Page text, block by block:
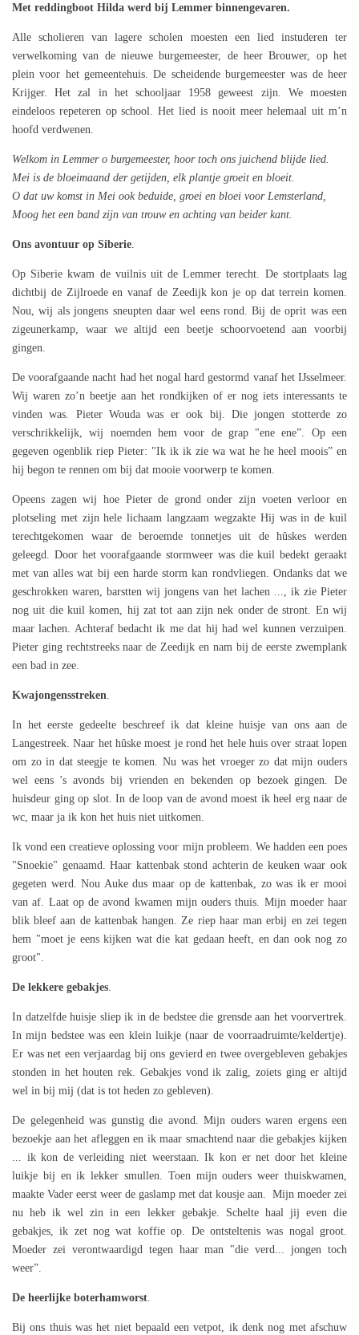
Met reddingboot Hilda werd bij Lemmer binnengevaren.
Alle scholieren van lagere scholen moesten een lied instuderen ter
verwelkoming van de nieuwe burgemeester, de heer Brouwer, op het
plein voor het gemeentehuis. De scheidende burgemeester was de heer
Krijger. Het zal in het schooljaar 1958 geweest zijn. We moesten
eindeloos repeteren op school. Het lied is nooit meer helemaal uit m’n
hoofd verdwenen.
Welkom in Lemmer o burgemeester, hoor toch ons juichend blijde lied.
Mei is de bloeimaand der getijden, elk plantje groeit en bloeit.
O dat uw komst in Mei ook beduide, groei en bloei voor Lemsterland,
Moog het een band zijn van trouw en achting van beider kant.
Ons avontuur op Siberie
Op Siberie kwam de vuilnis uit de Lemmer terecht. De stortplaats lag
dichtbij de Zijlroede en vanaf de Zeedijk kon je op dat terrein komen.
Nou, wij als jongens sneupten daar wel eens rond. Bij de oprit was een
zigeunerkamp, waar we altijd een beetje schoorvoetend aan voorbij
gingen.
De voorafgaande nacht had het nogal hard gestormd vanaf het IJsselmeer.
Wij waren zo’n beetje aan het rondkijken of er nog iets interessants te
vinden was. Pieter Wouda was er ook bij. Die jongen stotterde zo
verschrikkelijk, wij noemden hem voor de grap "ene ene”. Op een
gegeven ogenblik riep Pieter: "Ik ik ik zie wa wat he he heel moois” en
hij begon te rennen om bij dat mooie voorwerp te komen.
Opeens zagen wij hoe Pieter de grond onder zijn voeten verloor en
plotseling met zijn hele lichaam langzaam wegzakte Hij was in de kuil
terechtgekomen waar de beroemde tonnetjes uit de hûskes werden
geleegd. Door het voorafgaande stormweer was die kuil bedekt geraakt
met van alles wat bij een harde storm kan rondvliegen. Ondanks dat we
geschrokken waren, barstten wij jongens van het lachen ..., ik zie Pieter
nog uit die kuil komen, hij zat tot aan zijn nek onder de stront. En wij
maar lachen. Achteraf bedacht ik me dat hij had wel kunnen verzuipen.
Pieter ging rechtstreeks naar de Zeedijk en nam bij de eerste zwemplank
een bad in zee.
Kwajongensstreken
In het eerste gedeelte beschreef ik dat kleine huisje van ons aan de
Langestreek. Naar het hûske moest je rond het hele huis over straat lopen
om zo in dat steegje te komen. Nu was het vroeger zo dat mijn ouders
wel eens ’s avonds bij vrienden en bekenden op bezoek gingen. De
huisdeur ging op slot. In de loop van de avond moest ik heel erg naar de
wc, maar ja ik kon het huis niet uitkomen.
Ik vond een creatieve oplossing voor mijn probleem. We hadden een poes
"Snoekie" genaamd. Haar kattenbak stond achterin de keuken waar ook
gegeten werd. Nou Auke dus maar op de kattenbak, zo was ik er mooi
van af. Laat op de avond kwamen mijn ouders thuis. Mijn moeder haar
blik bleef aan de kattenbak hangen. Ze riep haar man erbij en zei tegen
hem "moet je eens kijken wat die kat gedaan heeft, en dan ook nog zo
groot".
De lekkere gebakjes
In datzelfde huisje sliep ik in de bedstee die grensde aan het voorvertrek.
In mijn bedstee was een klein luikje (naar de voorraadruimte/keldertje).
Er was net een verjaardag bij ons gevierd en twee overgebleven gebakjes
stonden in het houten rek. Gebakjes vond ik zalig, zoiets ging er altijd
wel in bij mij (dat is tot heden zo gebleven).
De gelegenheid was gunstig die avond. Mijn ouders waren ergens een
bezoekje aan het afleggen en ik maar smachtend naar die gebakjes kijken
... ik kon de verleiding niet weerstaan. Ik kon er net door het kleine
luikje bij en ik lekker smullen. Toen mijn ouders weer thuiskwamen,
maakte Vader eerst weer de gaslamp met dat kousje aan. Mijn moeder zei
nu heb ik wel zin in een lekker gebakje. Schelte haal jij even die
gebakjes, ik zet nog wat koffie op. De ontsteltenis was nogal groot.
Moeder zei verontwaardigd tegen haar man "die verd... jongen toch
weer”.
De heerlijke boterhamworst
Bij ons thuis was het niet bepaald een vetpot, ik denk nog met afschuw